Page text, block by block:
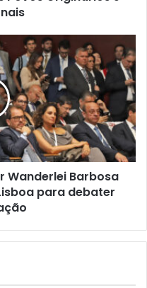
Wanderlei Barbosa
para debater